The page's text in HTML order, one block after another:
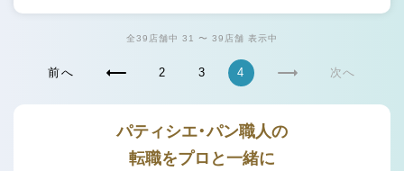
全39店舗中 31 〜 39店舗 表示中
前へ 2 3 4 次へ
パティシエ・パン職人の
転職をプロと一緒に